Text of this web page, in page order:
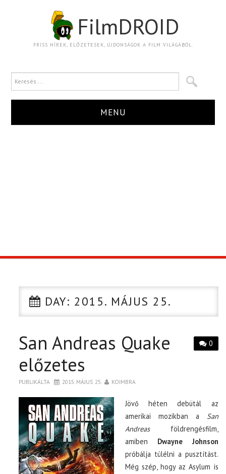
FilmDROID
FRISS HÍREK, ELŐZETESEK, ÚJDONSÁGOK A FILM VILÁGÁBÓL.
MENU
CIKK
PÓLÓ RENDELÉS
DAY: 2015. MÁJUS 25.
0
San Andreas Quake
előzetes
PUBLIKÁLTA 2015. MÁJUS 25. KOIMBRA
Jövő héten debütál az
amerikai mozikban a San
Andreasföldrengésfilm,
amiben Dwayne Johnson
próbálja túlélni a pusztítást.
Még szép, hogy az Asylum is